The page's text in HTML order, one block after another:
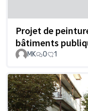
Projet de
bâtiments
MK 0 1